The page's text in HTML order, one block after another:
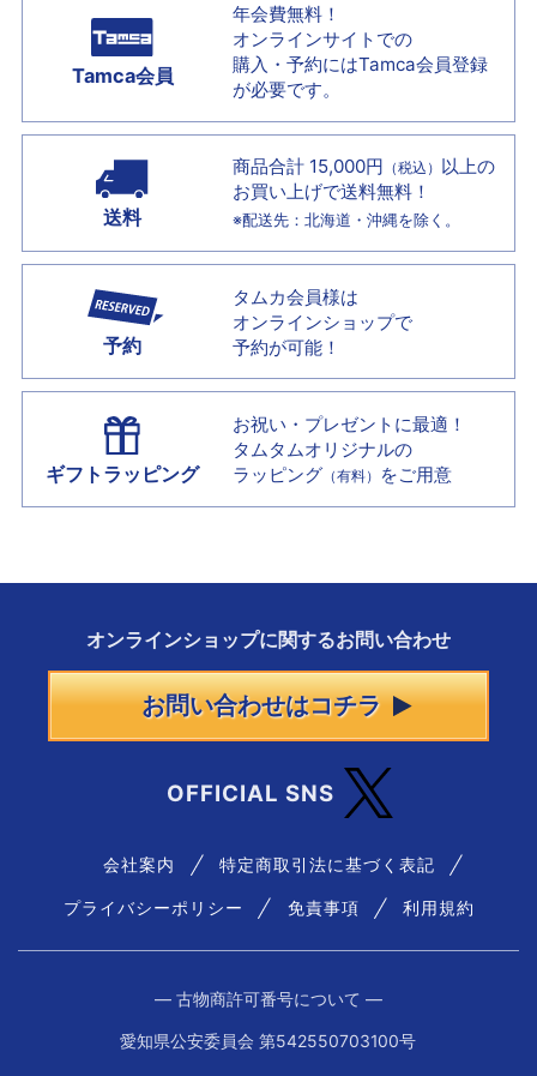
Tamca会員
年会費無料！
オンラインサイトでの
購入・予約にはTamca会員登録
が必要です。
送料
商品合計 15,000円 （税込） 以上の
お買い上げで送料無料！
※配送先：北海道・沖縄を除く。
予約
タムカ会員様は
オンラインショップで
予約が可能！
ギフトラッピング
お祝い・プレゼントに最適！
タムタムオリジナルの
ラッピング （有料） をご用意
オンラインショップに関するお問い合わせ
お問い合わせはコチラ
OFFICIAL SNS
会社案内 特定商取引法に基づく表記
プライバシーポリシー 免責事項 利用規約
― 古物商許可番号について ―
愛知県公安委員会 第542550703100号